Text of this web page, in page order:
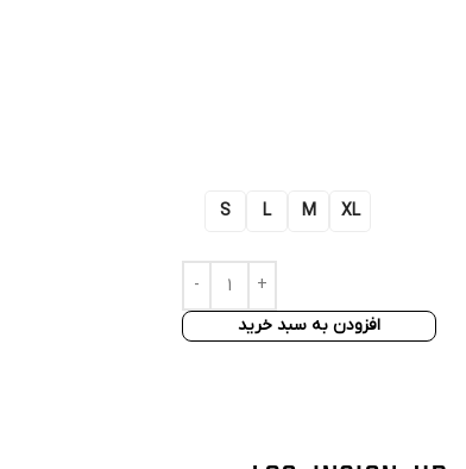
S L M XL
افزودن به سبد خرید